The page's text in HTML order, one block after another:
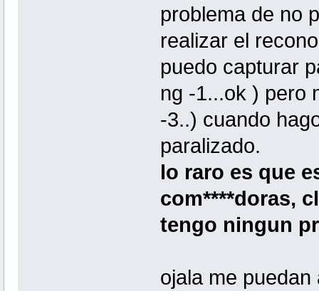
problema de no
realizar el
puedo capturar
ng -1...ok ) pero
-3..) cuando
paralizado.
lo raro es que
com****doras,
tengo ningun
ojala me